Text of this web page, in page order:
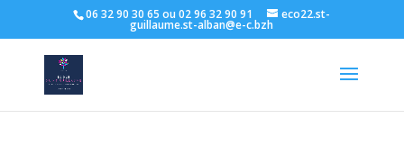
06 32 90 30 65 ou 02 96 32 90 91 eco22.st-
guillaume.st-alban@e-c.bzh